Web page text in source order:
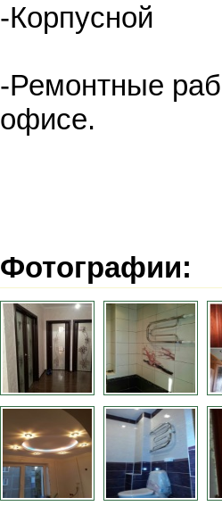
-Корпусной
-Ремонтные
офисе.
Фотографии: